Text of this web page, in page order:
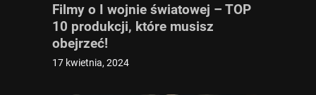
Filmy o I wojnie światowej – TOP
10 produkcji, które musisz
obejrzeć!
17 kwietnia, 2024